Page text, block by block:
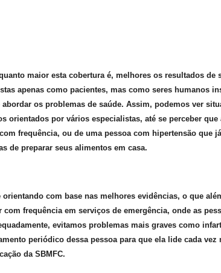
maior esta cobertura é, melhores os resultados de
apenas como pacientes, mas como seres humanos
os problemas de saúde. Assim, podemos ver
orientados por vários especialistas, até se perceber que
frequência, ou de uma pessoa com hipertensão que
de preparar seus alimentos em casa.
com base nas melhores evidências, o que
frequência em serviços de emergência, onde as
evitamos problemas mais graves como
periódico dessa pessoa para que ela lide cada vez
da SBMFC.